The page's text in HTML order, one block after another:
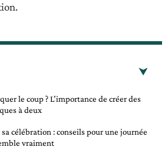
le coup ? L’importance de créer des
à deux
célébration : conseils pour une journée
vraiment